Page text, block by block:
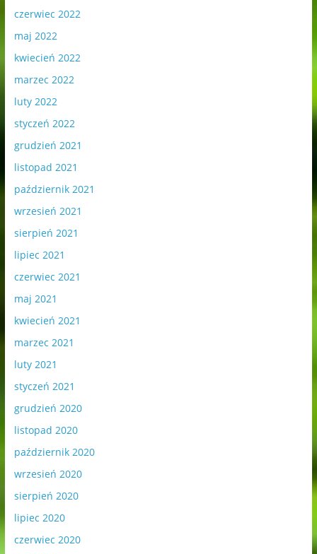
czerwiec 2022
maj 2022
kwiecień 2022
marzec 2022
luty 2022
styczeń 2022
grudzień 2021
listopad 2021
październik 2021
wrzesień 2021
sierpień 2021
lipiec 2021
czerwiec 2021
maj 2021
kwiecień 2021
marzec 2021
luty 2021
styczeń 2021
grudzień 2020
listopad 2020
październik 2020
wrzesień 2020
sierpień 2020
lipiec 2020
czerwiec 2020